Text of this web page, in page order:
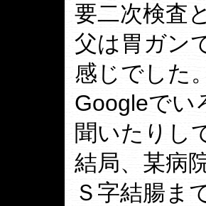
要二次検査
父は胃ガン
感じでした。
Googleでい
聞いたりし
結局、某病
Ｓ字結腸ま